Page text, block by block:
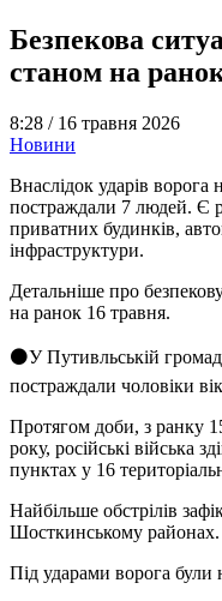
Безпекова
станом на
8:28 / 16 травня 2026
Новини
Внаслідок ударів
постраждали 7 людей. Є
приватних будинків,
інфраструктури.
Детальніше про
на ранок 16 травня.
⚫️У Путивльській
постраждали чоловіки
Протягом доби, з ранку
року, російські війська
пунктах у 16
Найбільше обстрілів
Шосткинському районах.
Під ударами ворога були